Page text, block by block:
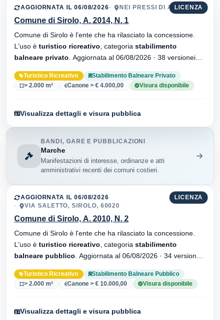
LICENZA
AGGIORNATA IL 06/08/2026 NEI PRESSI DI ARTURO
Comune di Sirolo, A. 2014, N. 1
Comune di Sirolo è l'ente che ha rilasciato la concessione.
L'uso è turistico ricreativo , categoria stabilimento
balneare privato
Turistico Ricreativo
Stabilimento Balneare Privato
> 2.000 m²
Canone > € 4.000,00 Visura disponibile
Visualizza dettagli e visura pubblica
BANDI, GARE E PUBBLICAZIONI
Marche
Manifestazioni di interesse, ordinanze e atti
amministrativi recenti dei comuni costieri.
LICENZA
AGGIORNATA IL 06/08/2026
VIA SALETTO, SIROLO, 60020
Comune di Sirolo, A. 2010, N. 2
Comune di Sirolo è l'ente che ha rilasciato la concessione.
L'uso è turistico ricreativo , categoria stabilimento
balneare pubblico
Turistico Ricreativo
Stabilimento Balneare Pubblico
> 2.000 m²
Canone > € 10.000,00 Visura disponibile
Visualizza dettagli e visura pubblica